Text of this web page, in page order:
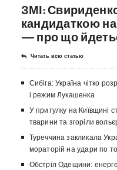
ЗМІ:
кандидаткою
— про що
Читать всю статью
Сибіга: Україна чітко
і режим Лукашенка
У притулку на Київщині
тварини та згоріли
Туреччина закликала
мораторій на удари по
Обстріл Одещини: